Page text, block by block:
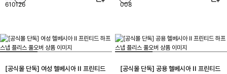
[공식몰 단독] 여성 헬베시아 II 프린티드
[공식몰 단독] 공용 헬베시아 II 프린티드